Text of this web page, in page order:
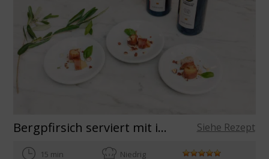
Bergpfirsich serviert mit iberischem Schinken und gerösteten spanischen Mandeln, mit Extra Natives Olivenöl aus Spanien. Haute Cuisine Rezepte de Benedikt Fauts. Siehe Rezept
15 min Niedrig